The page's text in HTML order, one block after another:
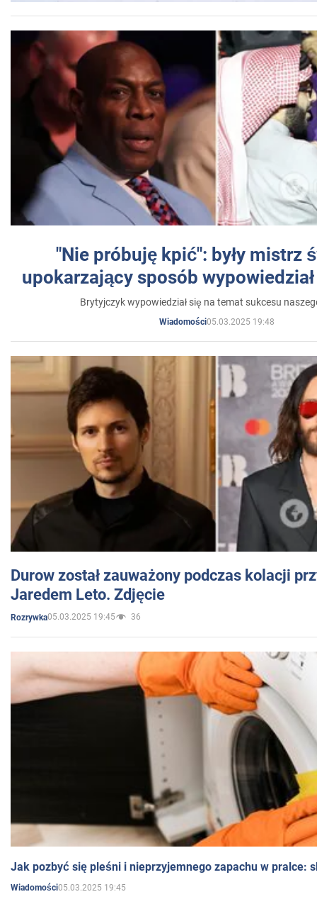
"Nie próbuję kpić": były mistrz
upokarzający sposób
Brytyjczyk wypowiedział się na temat sukcesu
Wiadomości05.03.2025 19:48
Durow został zauważony podczas kolacji
Jaredem Leto. Zdjęcie
Rozrywka05.03.2025 19:45 36
Jak pozbyć się pleśni i nieprzyjemnego zapachu w pralce:
Wiadomości05.03.2025 19:45